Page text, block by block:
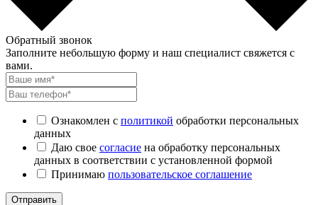
Обратный звонок
Заполните небольшую форму и наш специалист свяжется с
вами.
Ознакомлен с политикой обработки персональных
данных
Даю свое согласие на обработку персональных
данных в соответствии с установленной формой
Принимаю пользовательское соглашение
Отправить